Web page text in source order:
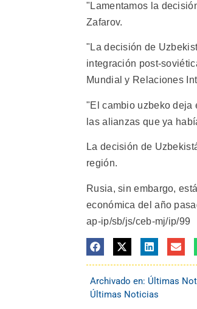
"Lamentamos la
Zafarov.
"La decisión de
integración post-
Mundial y Relaciones
"El cambio uzbeko deja
las alianzas que ya
La decisión de
región.
Rusia, sin embargo,
económica del año
ap-ip/sb/js/ceb-mj/ip/99
Archivado en: Últimas
Últimas Noticias